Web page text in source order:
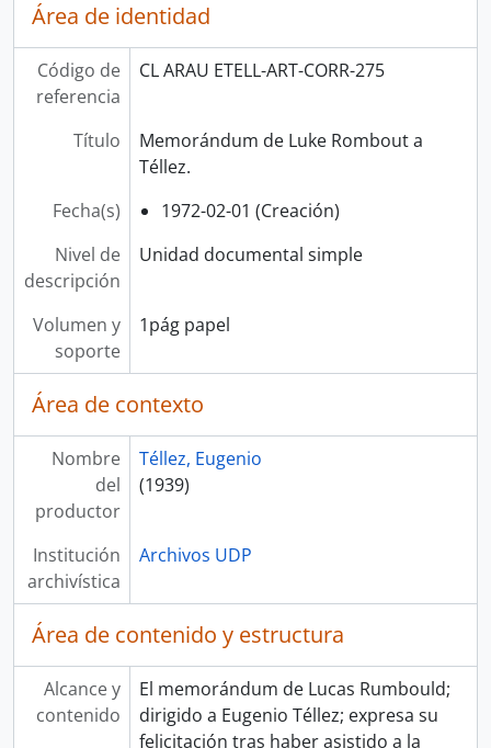
Área de identidad
Código de
referencia
CL ARAU ETELL-ART-CORR-275
Título
Memorándum de Luke Rombout a
Téllez.
Fecha(s)
1972-02-01 (Creación)
Nivel de
descripción
Unidad documental simple
Volumen y
soporte
1pág papel
Área de contexto
Nombre
del
productor
Téllez, Eugenio
(1939)
Institución
archivística
Archivos UDP
Área de contenido y estructura
Alcance y
contenido
El memorándum de Lucas Rumbould;
dirigido a Eugenio Téllez; expresa su
felicitación tras haber asistido a la